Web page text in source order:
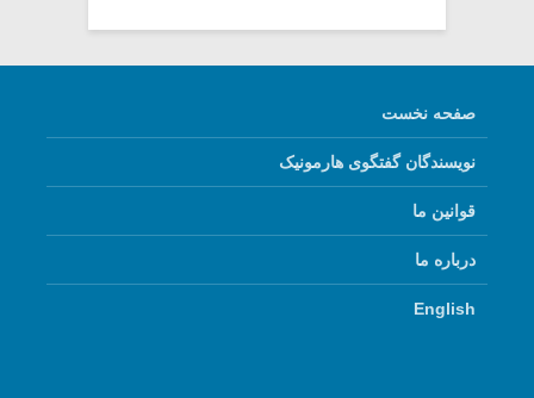
صفحه نخست
نویسندگان گفتگوی هارمونیک
قوانین ما
درباره ما
English